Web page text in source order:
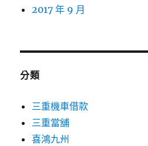
2017 年 9 月
分類
三重機車借款
三重當舖
喜鴻九州